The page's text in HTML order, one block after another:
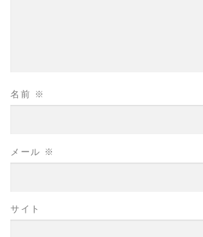
名前 ※
メール ※
サイト